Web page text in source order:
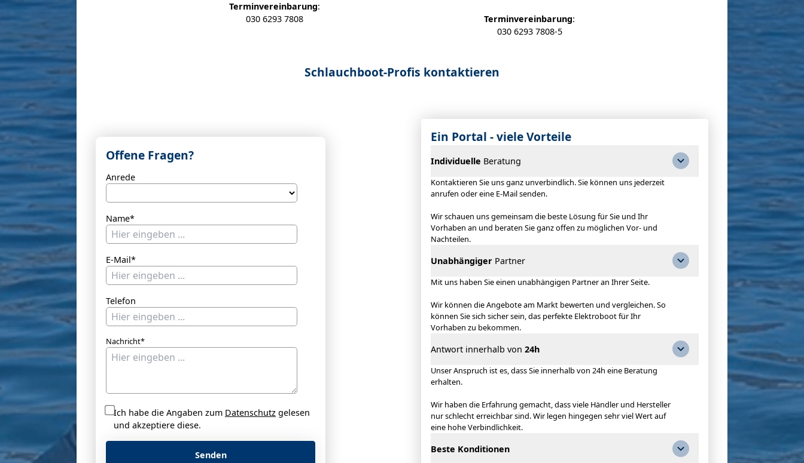
Terminvereinbarung:
030 6293 7808
Terminvereinbarung:
030 6293 7808-5
Schlauchboot-Profis kontaktieren
Offene Fragen?
Anrede
Name*
E-Mail*
Telefon
Nachricht*
Ich habe die Angaben zum Datenschutz gelesen
und akzeptiere diese.
Senden
Ein Portal - viele Vorteile
Individuelle Beratung
Kontaktieren Sie uns ganz unverbindlich. Sie können uns jederzeit
anrufen oder eine E-Mail senden.
Wir schauen uns gemeinsam die beste Lösung für Sie und Ihr
Vorhaben an und beraten Sie ganz offen zu möglichen Vor- und
Nachteilen.
Unabhängiger Partner
Mit uns haben Sie einen unabhängigen Partner an Ihrer Seite.
Wir können die Angebote am Markt bewerten und vergleichen. So
können Sie sich sicher sein, das perfekte Elektroboot für Ihr
Vorhaben zu bekommen.
Antwort innerhalb von 24h
Unser Anspruch ist es, dass Sie innerhalb von 24h eine Beratung
erhalten.
Wir haben die Erfahrung gemacht, dass viele Händler und Hersteller
nur schlecht erreichbar sind. Wir legen hingegen sehr viel Wert auf
eine hohe Verbindlichkeit.
Beste Konditionen